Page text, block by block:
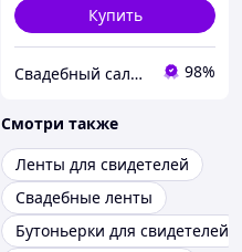
Купить
Свадебный салон "ПРИНЦЕССА" 98%
Смотри также
Ленты для свидетелей
Свадебные ленты
Бутоньерки для свидетелей